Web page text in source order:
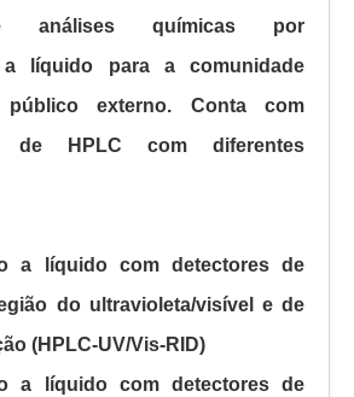
análises químicas por
a líquido para a comunidade
público externo. Conta com
de HPLC com diferentes
a líquido com detectores de
do ultravioleta/visível e de
(HPLC-UV/Vis-RID)
a líquido com detectores de